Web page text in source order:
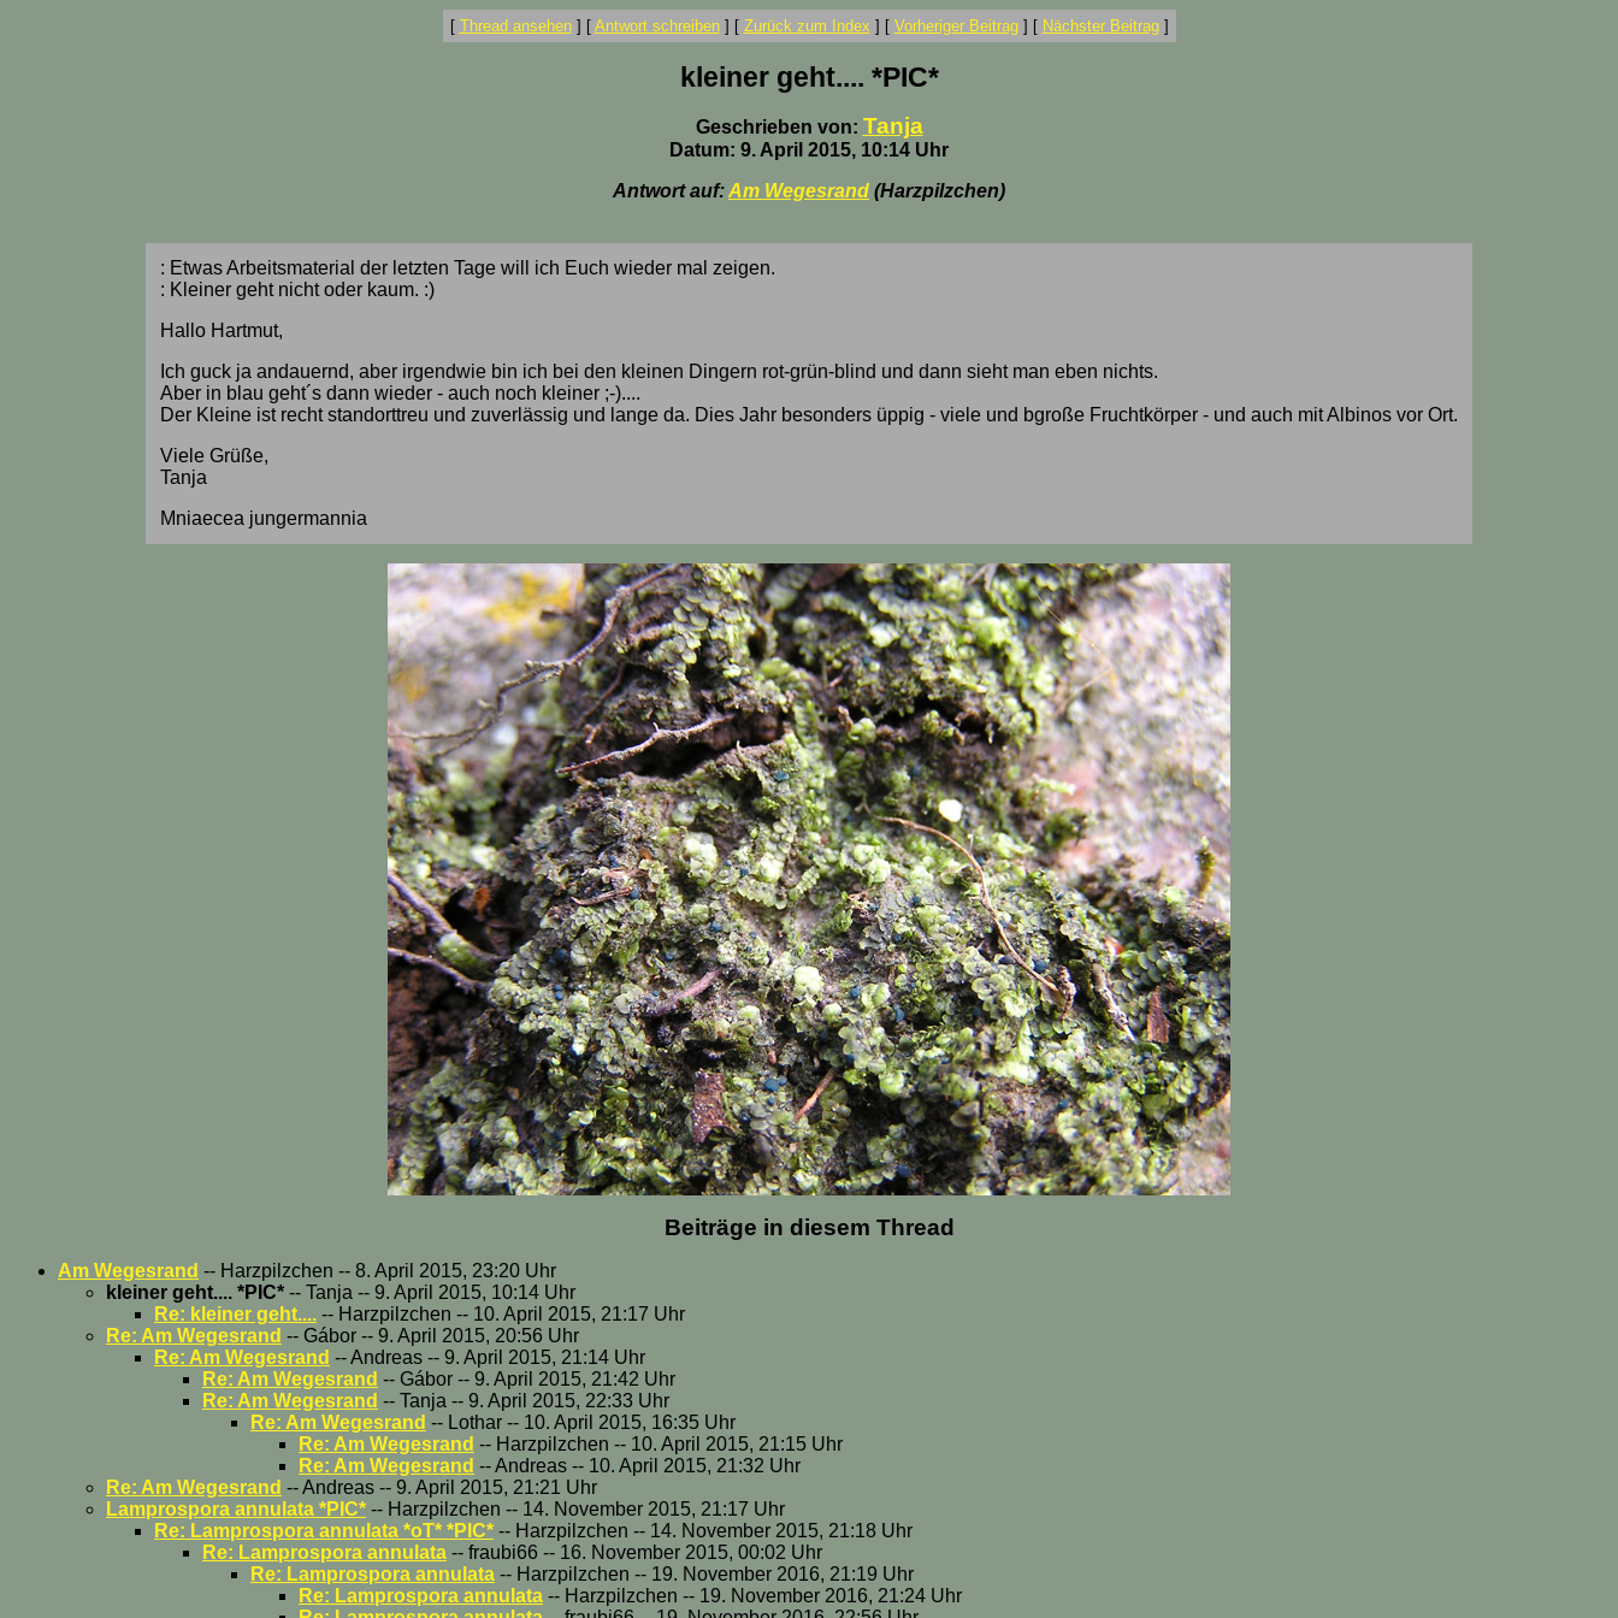
[ Thread ansehen] [ Antwort schreiben] [ Zurück zum Index ] [ Vorheriger Beitrag] [ Nächster Beitrag]
kleiner geht.... *PIC*
Geschrieben von: Tanja
Datum: 9. April 2015, 10:14 Uhr
Antwort auf:Am Wegesrand (Harzpilzchen)
: Etwas Arbeitsmaterial der letzten Tage will ich Euch wieder mal zeigen.
: Kleiner geht nicht oder kaum. :)
Hallo Hartmut,
Ich guck ja andauernd, aber irgendwie bin ich bei den kleinen Dingern rot-grün-blind und dann sieht man eben nichts.
Aber in blau geht´s dann wieder - auch noch kleiner ;-)....
Der Kleine ist recht standorttreu und zuverlässig und lange da. Dies Jahr besonders üppig - viele und bgroße Fruchtkörper - und auch mit Albinos vor Ort.
Viele Grüße,
Tanja
Mniaecea jungermannia
Beiträge in diesem Thread
Am Wegesrand -- Harzpilzchen -- 8. April 2015, 23:20 Uhr
kleiner geht.... *PIC* -- Tanja -- 9. April 2015, 10:14 Uhr
Re: kleiner geht.... -- Harzpilzchen -- 10. April 2015, 21:17 Uhr
Re: Am Wegesrand -- Gábor -- 9. April 2015, 20:56 Uhr
Re: Am Wegesrand -- Andreas -- 9. April 2015, 21:14 Uhr
Re: Am Wegesrand -- Gábor -- 9. April 2015, 21:42 Uhr
Re: Am Wegesrand -- Tanja -- 9. April 2015, 22:33 Uhr
Re: Am Wegesrand -- Lothar -- 10. April 2015, 16:35 Uhr
Re: Am Wegesrand -- Harzpilzchen -- 10. April 2015, 21:15 Uhr
Re: Am Wegesrand -- Andreas -- 10. April 2015, 21:32 Uhr
Re: Am Wegesrand -- Andreas -- 9. April 2015, 21:21 Uhr
Lamprospora annulata *PIC* -- Harzpilzchen -- 14. November 2015, 21:17 Uhr
Re: Lamprospora annulata *oT* *PIC* -- Harzpilzchen -- 14. November 2015, 21:18 Uhr
Re: Lamprospora annulata -- fraubi66 -- 16. November 2015, 00:02 Uhr
Re: Lamprospora annulata -- Harzpilzchen -- 19. November 2016, 21:19 Uhr
Re: Lamprospora annulata -- Harzpilzchen -- 19. November 2016, 21:24 Uhr